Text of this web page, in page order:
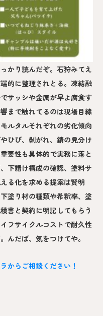
かり読んだぞ。石狩みてえ
的に整理されとる。凍結融
サッシや金属が早よ腐食す
まで触れてるのは現場目線
ルタルそれぞれの劣化傾向
ひび、剥がれ、錆の見分け
要性も具体的で実務に落と
下請け構成の確認、塗料サ
る化を求める提案は賢明
塗り材の種類や希釈率、塗
書と契約に明記してもらう
フサイクルコストで耐久性
んだば、気をつけてや。
からご相談ください！